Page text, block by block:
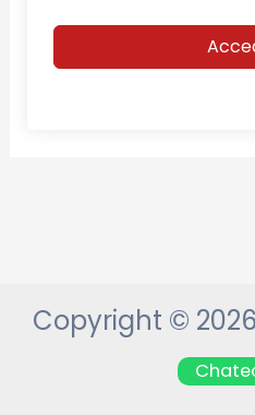
Copyright ©